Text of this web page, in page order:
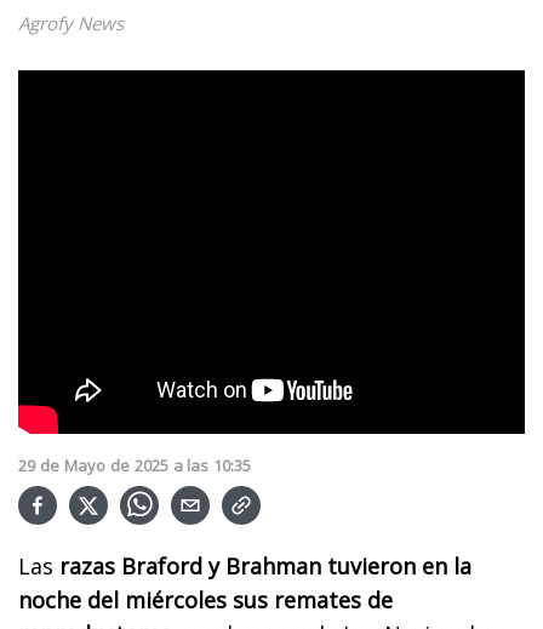
Agrofy News
29 de Mayo de 2025 a las 10:35
Las razas Braford y Brahman tuvieron en la
noche del miércoles sus remates de